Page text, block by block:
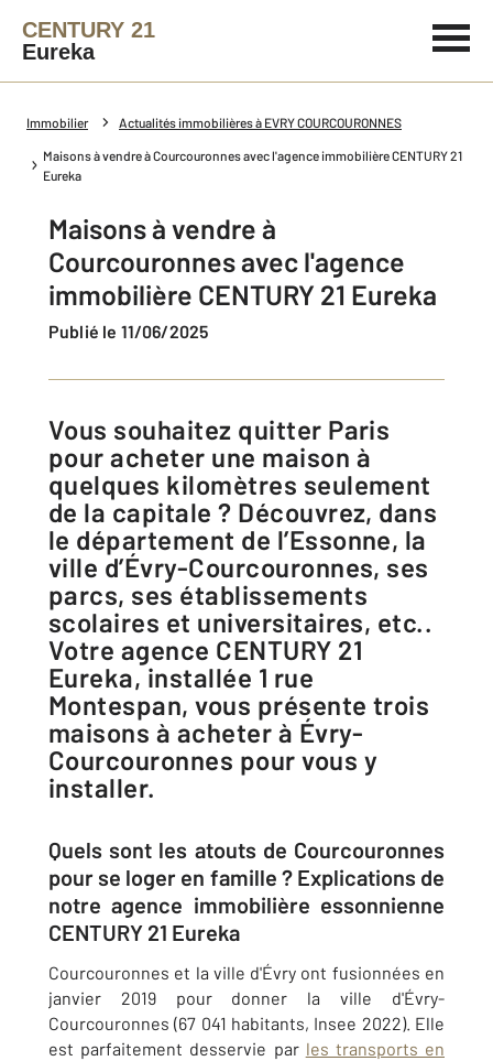
CENTURY 21
Eureka
Immobilier Actualités immobilières à EVRY COURCOURONNES
Maisons à vendre à Courcouronnes avec l'agence immobilière CENTURY 21
Eureka
Maisons à vendre à
Courcouronnes avec l'agence
immobilière CENTURY 21 Eureka
Publié le 11/06/2025
Vous souhaitez quitter Paris
pour acheter une maison à
quelques kilomètres seulement
de la capitale ? Découvrez, dans
le département de l’Essonne, la
ville d’Évry-Courcouronnes, ses
parcs, ses établissements
scolaires et universitaires, etc..
Votre agence CENTURY 21
Eureka, installée 1 rue
Montespan, vous présente trois
maisons à acheter à Évry-
Courcouronnes pour vous y
installer.
Quels sont les atouts de Courcouronnes
pour se loger en famille ? Explications de
notre agence immobilière essonnienne
CENTURY 21 Eureka
Courcouronnes et la ville d'Évry ont fusionnées en
janvier 2019 pour donner la ville d'Évry-
Courcouronnes (67 041 habitants, Insee 2022). Elle
est parfaitement desservie par les transports en